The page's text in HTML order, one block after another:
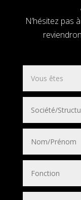
N’hésitez pas